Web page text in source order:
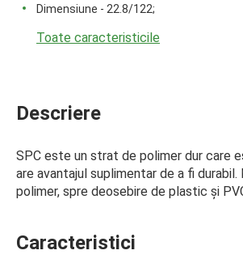
Dimensiune - 22.8/122;
Toate caracteristicile
Descriere
SPC este un strat de polimer dur care
are avantajul suplimentar de a fi durabil.
polimer, spre deosebire de plastic și
Caracteristici